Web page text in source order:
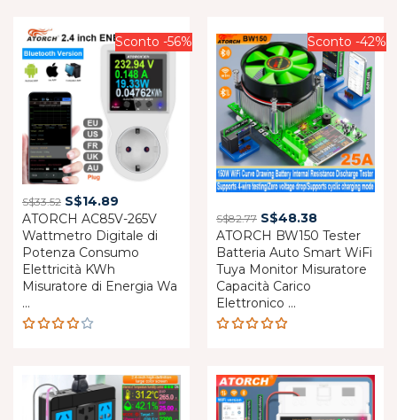
Sconto -56%
S$33.52 Original
price
was:
S$33.52.
S$14.89
price
is:
S$14.89.
ATORCH AC85V-265V
Wattmetro Digitale di
Potenza Consumo
Elettricità KWh
Misuratore di Energia Wa
...
Sconto -42%
S$82.77 Original
price
was:
S$82.77.
S$48.38Current
price
is:
S$48.38.
ATORCH BW150 Tester
Batteria Auto Smart WiFi
Tuya Monitor Misuratore
Capacità Carico
Elettronico ...
of 5